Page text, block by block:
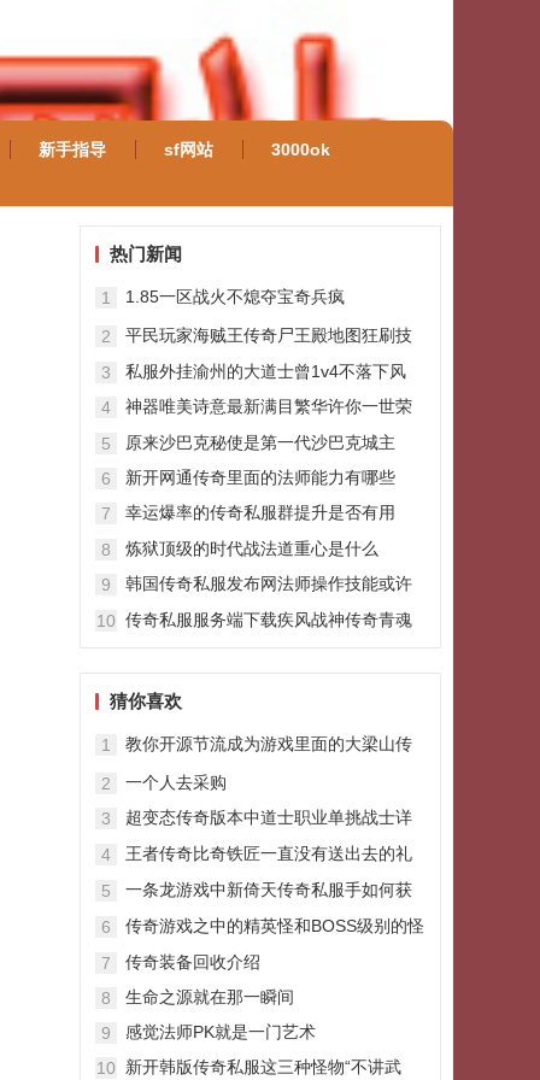
新手指导 sf网站
3000ok
热门新闻
1
1.85一区战火不熄夺宝奇兵疯
2
平民玩家海贼王传奇尸王殿地图狂刷技
3
私服外挂渝州的大道士曾1v4不落下风
4
神器唯美诗意最新满目繁华许你一世荣
5
原来沙巴克秘使是第一代沙巴克城主
6
新开网通传奇里面的法师能力有哪些
7
幸运爆率的传奇私服群提升是否有用
8
炼狱顶级的时代战法道重心是什么
9
韩国传奇私服发布网法师操作技能或许
10 传奇私服服务端下载疾风战神传奇青魂
猜你喜欢
1
教你开源节流成为游戏里面的大梁山传
2
一个人去采购
3
超变态传奇版本中道士职业单挑战士详
4
王者传奇比奇铁匠一直没有送出去的礼
5
一条龙游戏中新倚天传奇私服手如何获
6
传奇游戏之中的精英怪和BOSS级别的怪
7
传奇装备回收介绍
8
生命之源就在那一瞬间
9
感觉法师PK就是一门艺术
10
新开韩版传奇私服这三种怪物“不讲武